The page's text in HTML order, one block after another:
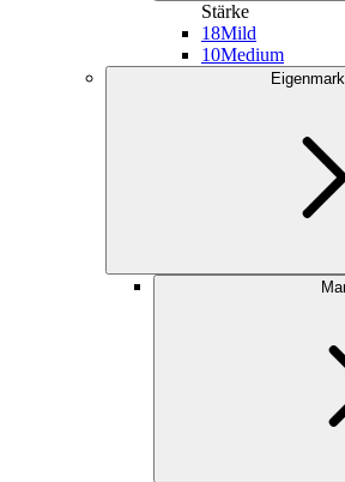
Stärke
18Mild
10Medium